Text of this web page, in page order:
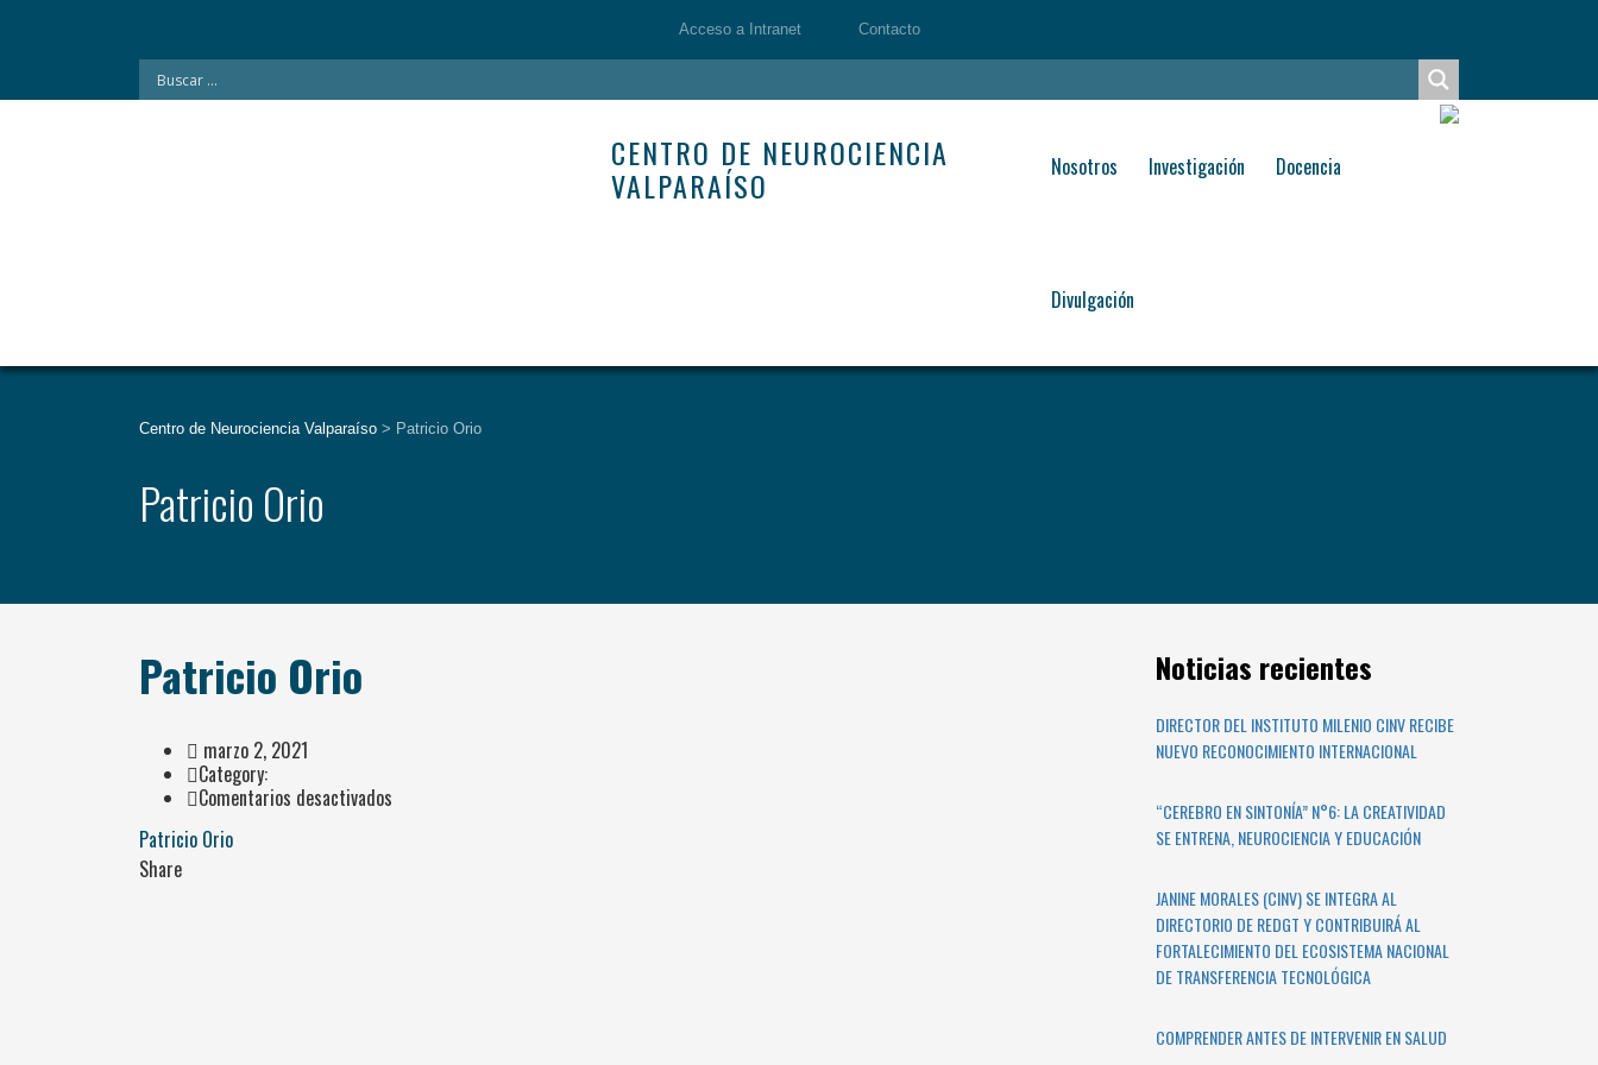
Acceso a Intranet Contacto
CENTRO DE NEUROCIENCIA
VALPARAÍSO Nosotros Investigación Docencia
Divulgación
Centro de Neurociencia Valparaíso > Patricio Orio
Patricio Orio
Patricio Orio
marzo 2, 2021
Category:
Comentarios desactivados
Patricio Orio
Share
Noticias recientes
DIRECTOR DEL INSTITUTO MILENIO CINV RECIBE
NUEVO RECONOCIMIENTO INTERNACIONAL
“CEREBRO EN SINTONÍA” N°6: LA CREATIVIDAD
SE ENTRENA, NEUROCIENCIA Y EDUCACIÓN
JANINE MORALES (CINV) SE INTEGRA AL
DIRECTORIO DE REDGT Y CONTRIBUIRÁ AL
FORTALECIMIENTO DEL ECOSISTEMA NACIONAL
DE TRANSFERENCIA TECNOLÓGICA
COMPRENDER ANTES DE INTERVENIR EN SALUD